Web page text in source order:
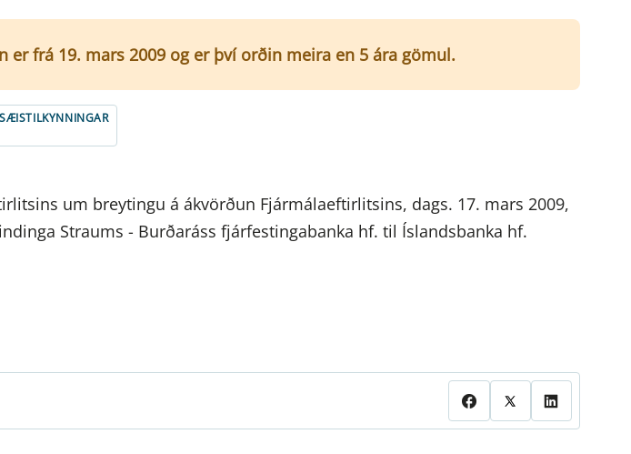
er frá 19. mars 2009 og er því orðin meira en 5 ára gömul.
um breytingu á ákvörðun Fjármálaeftirlitsins, dags. 17. mars 2009,
Straums - Burðaráss fjárfestingabanka hf. til Íslandsbanka hf.